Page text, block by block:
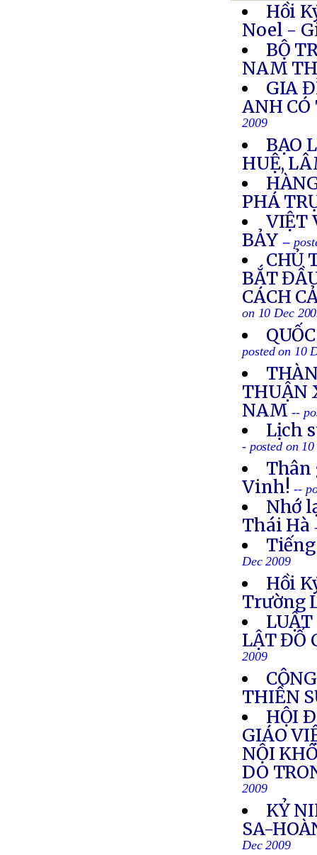
Hồi
Noel -
BỘ
NAM
GIA
ANH
2009
BẠO
HUỆ,
PHÁ
VIỆT
BẢY --
CHỦ
BẮT
CÁCH
on 10 Dec
posted on 10
THUẬN
NAM--
Lịch
- posted on
Thân
Vinh! --
Nhớ
Thái Hà
Dec 2009
Hồi
Trường
LẬT ĐỔ
2009
THIỀN
HỘI
GIÁO
NỘI
DO
2009
KỶ
SA-
Dec 2009